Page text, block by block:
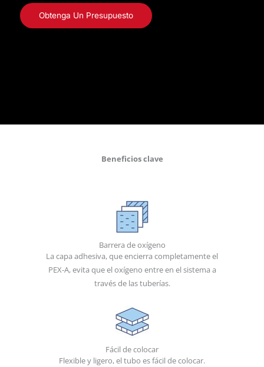
Obtenga Un Presupuesto
Beneficios clave
Barrera de oxígeno
La capa adhesiva, que encierra completamente el
PEX-A, evita que el oxígeno entre en el sistema a
través de las tuberías.
Fácil de colocar
Flexible y ligero, el tubo es fácil de colocar.